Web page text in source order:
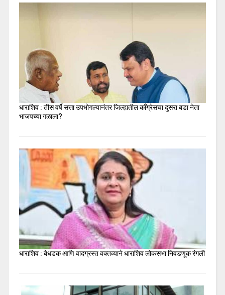
धाराशिव : तीस वर्षे सत्ता उपभोगल्यानंतर जिल्ह्यतील कॉंग्रेसचा दुसरा बडा नेता
भाजपच्या गळाला?
धाराशिव : बेधडक आणि वादग्रस्त वक्तव्याने धाराशिव लोकसभा निवडणूक रंगली